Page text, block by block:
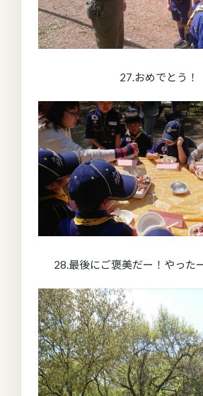
27.おめでとう！
28.最後にご褒美だー！やった